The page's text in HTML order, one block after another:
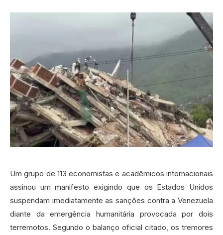
Um grupo de 113 economistas e acadêmicos internacionais
assinou um manifesto exigindo que os Estados Unidos
suspendam imediatamente as sanções contra a Venezuela
diante da emergência humanitária provocada por dois
terremotos. Segundo o balanço oficial citado, os tremores